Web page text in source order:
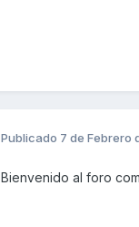
Publicado 7 de Febrero
Bienvenido al foro